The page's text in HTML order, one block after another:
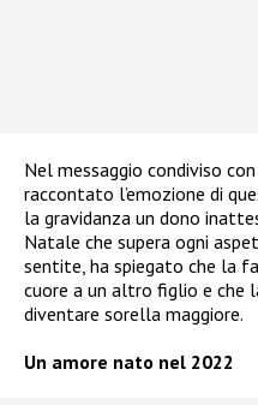
Nel messaggio condiviso
raccontato l’emozione di
la gravidanza un dono
Natale che supera ogni
sentite, ha spiegato che la
cuore a un altro figlio e che
diventare sorella maggiore.
Un amore nato nel 2022